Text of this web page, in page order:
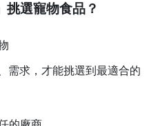
挑選寵物食品？
需求，才能挑選到最適合的